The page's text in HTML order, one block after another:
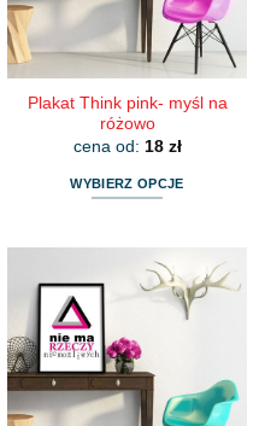
Plakat Think pink- myśl na
różowo
cena od: 18 zł
WYBIERZ OPCJE
wiele
wariantów.
Opcje
można
wybrać
na